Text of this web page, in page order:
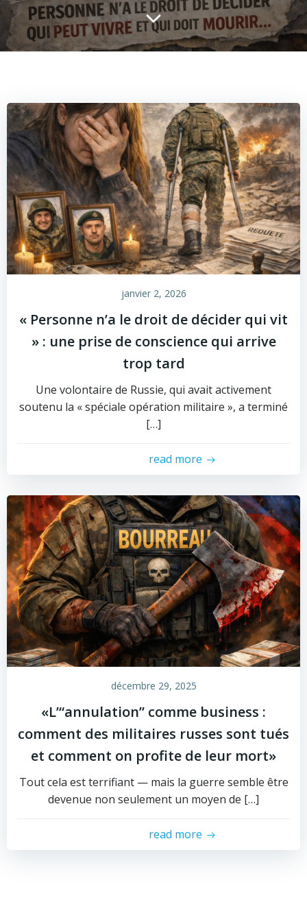
janvier 2, 2026
« Personne n’a le droit de décider qui vit
» : une prise de conscience qui arrive
trop tard
Une volontaire de Russie, qui avait activement
soutenu la « spéciale opération militaire », a terminé
[…]
read more
décembre 29, 2025
«L’“annulation” comme business :
comment des militaires russes sont tués
et comment on profite de leur mort»
Tout cela est terrifiant — mais la guerre semble être
devenue non seulement un moyen de […]
read more